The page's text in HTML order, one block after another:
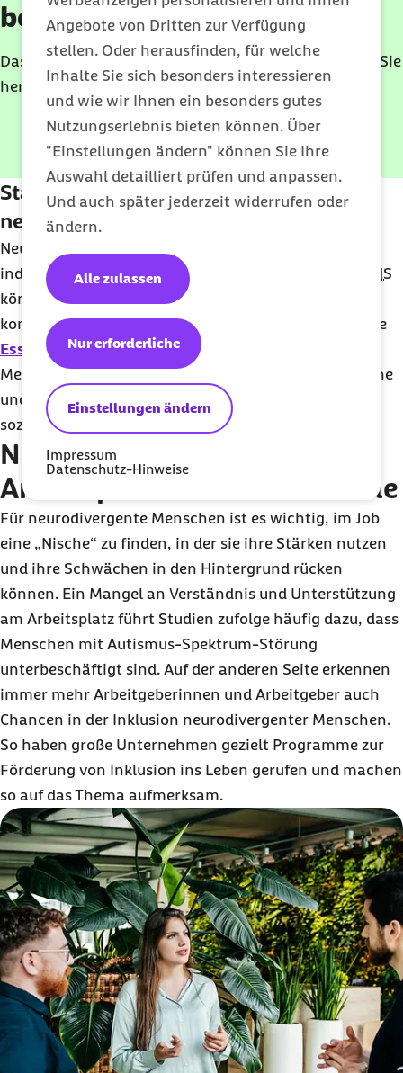
Angebote von Dritten zur Verfügung
stellen. Oder herausfinden, für welche
Inhalte Sie sich besonders interessieren
und wie wir Ihnen ein besonders gutes
Nutzungserlebnis bieten können. Über
"Einstellungen ändern" können Sie Ihre
Auswahl detailliert prüfen und anpassen.
Und auch später jederzeit widerrufen oder
ändern.
Einstellungen ändern
Nur erforderliche
Alle zulassen
Impressum
Datenschutz-Hinweise
besser meistern
Das Leben fühlt sich ständig nach Chaos an? Finden Sie
heraus, ob es AD(H)S sein könnte.
E-Book herunterladen
Stärken und Schwächen
neurodivergenter Menschen
Neurodivergenz vereint oft besondere Talente mit
individuellen Herausforderungen. Menschen mit
ADHS
können sich beispielsweise so stark auf ein Thema
konzentrieren, dass sie darüber Grundbedürfnisse wie
Essen
oderSchlafenvernachlässigen. Autistische
Menschen beeindrucken häufig durch ihre analytische
und logische Denkweise, während sie gleichzeitig im
sozialen Umgang auf Schwierigkeiten stoßen.
Neurodivergenz am
Arbeitsplatz und in der Schule
Für neurodivergente Menschen ist es wichtig, im Job
eine „Nische“ zu finden, in der sie ihre Stärken nutzen
und ihre Schwächen in den Hintergrund rücken
können. Ein Mangel an Verständnis und Unterstützung
am Arbeitsplatz führt Studien zufolge häufig dazu, dass
Menschen mit Autismus-Spektrum-Störung
unterbeschäftigt sind. Auf der anderen Seite erkennen
immer mehr Arbeitgeberinnen und Arbeitgeber auch
Chancen in der Inklusion neurodivergenter Menschen.
So haben große Unternehmen gezielt Programme zur
Förderung von Inklusion ins Leben gerufen und machen
so auf das Thema aufmerksam.